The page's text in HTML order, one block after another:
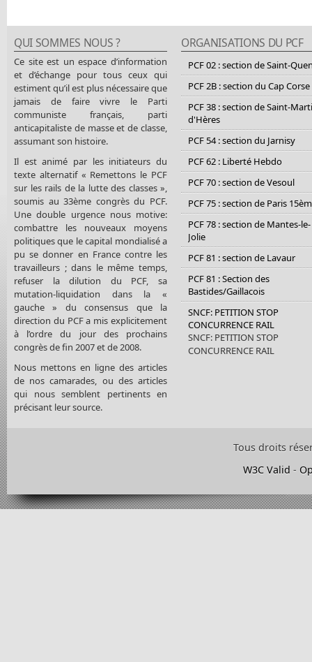
QUI SOMMES NOUS ?
Ce site est un espace d’information
et d’échange pour tous ceux qui
estiment qu’il est plus nécessaire que
jamais de faire vivre le Parti
communiste français, parti
anticapitaliste de masse et de classe,
assumant son histoire.
Il est animé par les initiateurs du
texte alternatif « Remettons le PCF
sur les rails de la lutte des classes »,
soumis au 33ème congrès du PCF.
Une double urgence nous motive:
combattre les nouveaux moyens
politiques que le capital mondialisé a
pu se donner en France contre les
travailleurs ; dans le même temps,
refuser la dilution du PCF, sa
mutation-liquidation dans la «
gauche » du consensus que la
direction du PCF a mis explicitement
à l’ordre du jour des prochains
congrès de fin 2007 et de 2008.
Nous mettons en ligne des articles
de nos camarades, ou des articles
qui nous semblent pertinents en
précisant leur source.
ORGANISATIONS DU PCF
PCF 02 : section de Saint-
PCF 2B : section du Cap Corse
PCF 38 : section de Saint-
d'Hères
PCF 54 : section du Jarnisy
PCF 62 : Liberté Hebdo
PCF 70 : section de Vesoul
PCF 75 : section de Paris
PCF 78 : section de Mantes-le-
Jolie
PCF 81 : section de Lavaur
PCF 81 : Section des
Bastides/Gaillacois
SNCF: PETITION STOP
CONCURRENCE RAIL
SNCF: PETITION STOP
CONCURRENCE RAIL
Tous droits
W3C Valid -